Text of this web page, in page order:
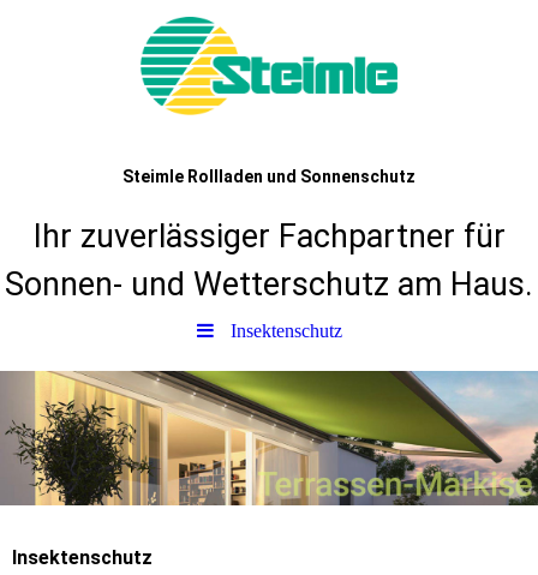
Steimle Rollladen und Sonnenschutz
Ihr zuverlässiger Fachpartner für
Sonnen- und Wetterschutz am Haus.
Insektenschutz
Insektenschutz